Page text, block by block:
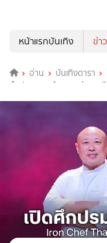
หน้าแรกบันเทิง
ข่า
อ่าน บันเทิงดารา
ศึกปรมาจารย์อาหารจีน เชฟ